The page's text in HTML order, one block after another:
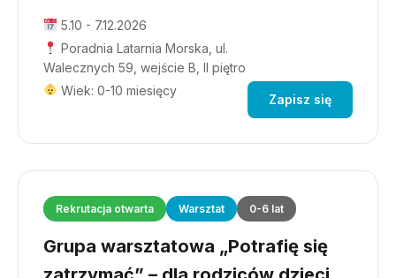
5.10 - 7.12.2026
Poradnia Latarnia Morska, ul.
Walecznych 59, wejście B, II piętro
Wiek: 0-10 miesięcy
Zapisz się
Rekrutacja otwarta Warsztat 0-6 lat
Grupa warsztatowa „Potrafię się